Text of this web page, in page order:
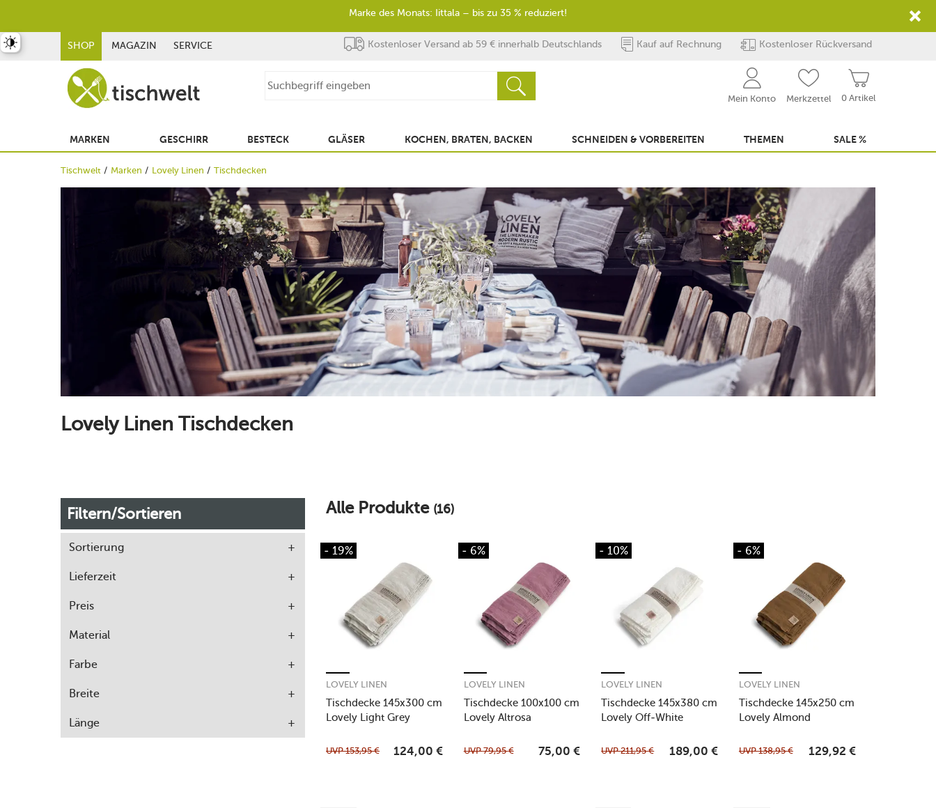
SHOP MAGAZIN SERVICE Kostenloser Versand ab 59 € innerhalb Deutschlands Kauf auf Rechnung Kostenloser Rückversand
0 Artikel
Mein Konto Merkzettel
MARKEN GESCHIRR BESTECK GLÄSER KOCHEN, BRATEN, BACKEN SCHNEIDEN & VORBEREITEN THEMEN SALE %
Tischwelt Marken Lovely Linen Tischdecken
Lovely Linen Tischdecken
Filtern/Sortieren
Sortierung
Lieferzeit
Preis
Material
Farbe
Breite
Länge
Alle Produkte (16)
- 19%
Tischdecke 145x300 cm
Lovely Light Grey
LOVELY LINEN
UVP153,95 € 124,00 €
- 6%
Tischdecke 100x100 cm
Lovely Altrosa
LOVELY LINEN
UVP79,95 € 75,00 €
- 10%
Tischdecke 145x380 cm
Lovely Off-White
LOVELY LINEN
UVP211,95 € 189,00 €
- 6%
Tischdecke 145x250 cm
Lovely Almond
LOVELY LINEN
UVP138,95 € 129,92 €
umschalten
Marke des Monats: Iittala – bis zu 35 % reduziert!